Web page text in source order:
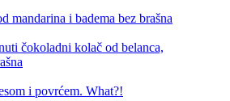
mandarina i badema bez brašna
čokoladni kolač od belanca,
i povrćem. What?!